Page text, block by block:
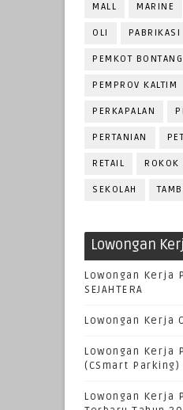
MALL MARINE
OLI PABRIKASI
PEMKOT BONTANG
PEMPROV KALTIM
PERKAPALAN
PERTANIAN
RETAIL ROKOK
SEKOLAH
Lowongan
Lowongan Kerja
SEJAHTERA
Lowongan Kerja
Lowongan Kerja
(CSmart Parking)
Lowongan Kerja